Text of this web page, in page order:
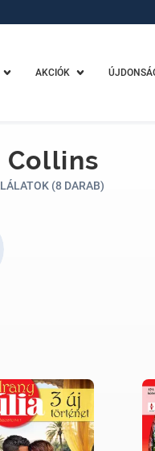
AKCIÓK
Collins
(8 DARAB)